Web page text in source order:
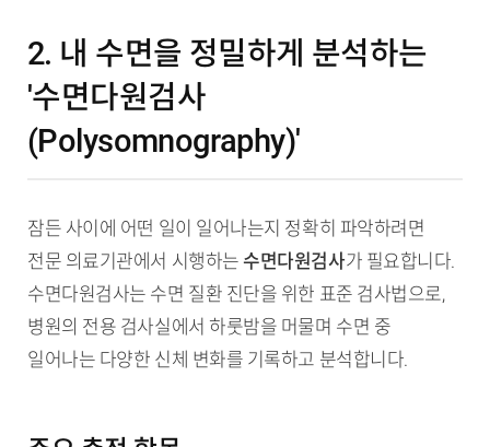
2. 내 수면을 정밀하게 분석하는
'수면다원검사
(Polysomnography)'
잠든 사이에 어떤 일이 일어나는지 정확히 파악하려면
전문 의료기관에서 시행하는수면다원검사가 필요합니다.
수면다원검사는 수면 질환 진단을 위한 표준 검사법으로,
병원의 전용 검사실에서 하룻밤을 머물며 수면 중
일어나는 다양한 신체 변화를 기록하고 분석합니다.